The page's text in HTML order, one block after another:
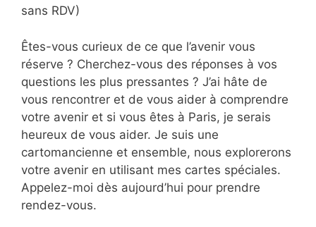
sans RDV)
Êtes-vous curieux de ce que l’avenir vous
réserve ? Cherchez-vous des réponses à vos
questions les plus pressantes ? J’ai hâte de
vous rencontrer et de vous aider à comprendre
votre avenir et si vous êtes à Paris, je serais
heureux de vous aider. Je suis une
cartomancienne et ensemble, nous explorerons
votre avenir en utilisant mes cartes spéciales.
Appelez-moi dès aujourd’hui pour prendre
rendez-vous.